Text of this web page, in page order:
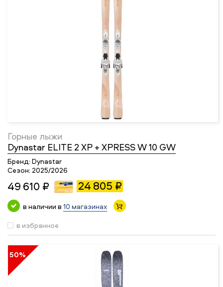
Горные лыжи
Dynastar ELITE 2 XP + XPRESS W 10 GW
Бренд: Dynastar
Сезон: 2025/2026
49 610 ₽ 24 805 ₽
в наличии в 10 магазинах
в избранное
50%